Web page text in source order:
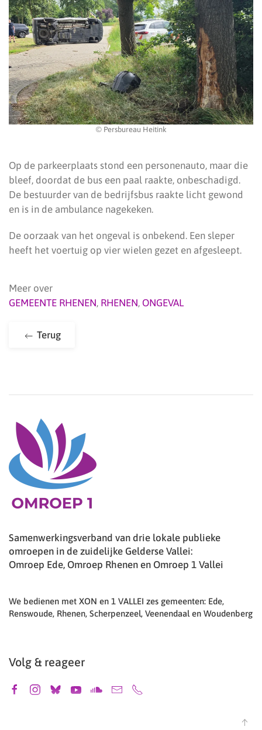
© Persbureau Heitink
Op de parkeerplaats stond een personenauto, maar die
bleef, doordat de bus een paal raakte, onbeschadigd.
De bestuurder van de bedrijfsbus raakte licht gewond
en is in de ambulance nagekeken.
De oorzaak van het ongeval is onbekend. Een sleper
heeft het voertuig op vier wielen gezet en afgesleept.
Meer over
GEMEENTE RHENEN, RHENEN, ONGEVAL
Terug
Samenwerkingsverband van drie lokale publieke
omroepen in de zuidelijke Gelderse Vallei:
Omroep Ede, Omroep Rhenen en Omroep 1 Vallei
We bedienen met XON en 1 VALLEI zes gemeenten: Ede,
Renswoude, Rhenen, Scherpenzeel, Veenendaal en Woudenberg
Volg & reageer